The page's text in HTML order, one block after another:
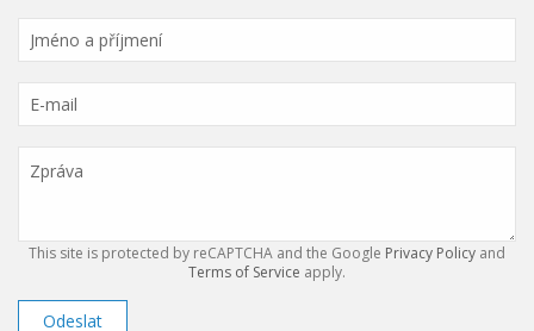
This site is protected by reCAPTCHA and the Google Privacy Policy and
Terms of Service apply.
Odeslat